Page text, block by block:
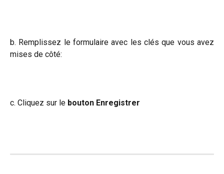
b. Remplissez le formulaire avec les clés que vous avez
mises de côté:
c. Cliquez sur le bouton Enregistrer